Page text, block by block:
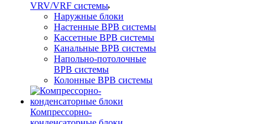
VRV/VRF системы
Наружные блоки
Настенные ВРВ системы
Кассетные ВРВ системы
Канальные ВРВ системы
Напольно-потолочные
ВРВ системы
Колонные ВРВ системы
Компрессорно-